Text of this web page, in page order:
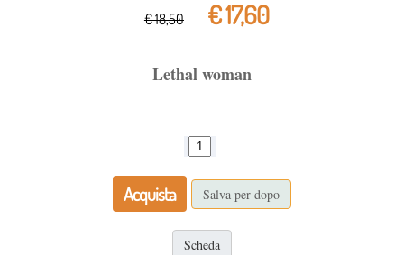
€ 18,50 € 17,60
Lethal woman
Acquista Salva per dopo
Scheda